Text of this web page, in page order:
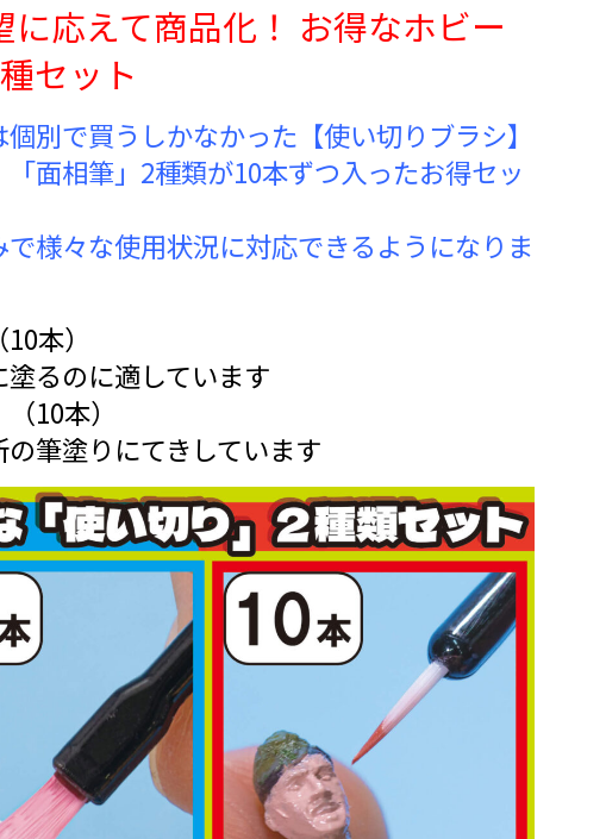
に応えて商品化！ お得なホビー
セット
別で買うしかなかった【使い切りブラシ】
「面相筆」2種類が10本ずつ入ったお得セッ
様々な使用状況に対応できるようになりま
本）
るのに適しています
10本）
筆塗りにてきしています